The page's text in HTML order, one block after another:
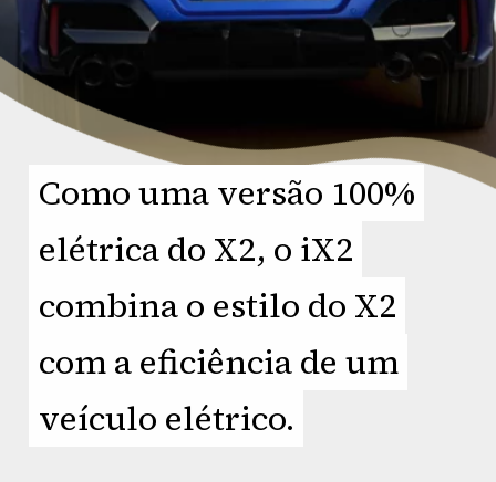
Como uma versão 100%
elétrica do X2, o iX2
combina o estilo do X2
com a eficiência de um
veículo elétrico.
Como uma versão 100%
elétrica do X2, o iX2
combina o estilo do X2
com a eficiência de um
veículo elétrico.